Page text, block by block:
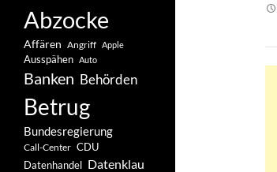
Abzocke
Affären Angriff Apple
Ausspähen Auto
Banken Behörden
Betrug
Bundesregierung
Call-Center CDU
Datenhandel Datenklau